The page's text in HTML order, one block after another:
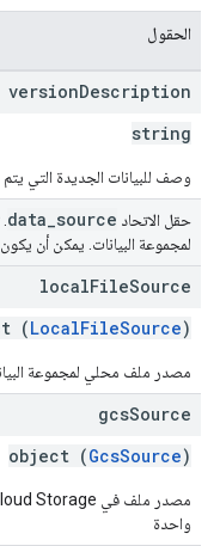
الحقول
versionDescription
string
وصف للبيانات الجديدة التي يتم
حقل الاتحاد data source
لمجموعة البيانات. يمكن أن يكون
localFileSource
(LocalFileSource)
مصدر ملف محلي لمجموعة
gcsSource
object (GcsSource)
واحدة